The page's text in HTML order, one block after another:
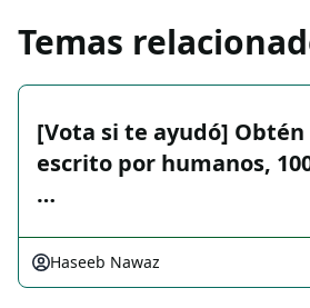
Temas
[Vota si te ayudó]
escrito por humanos,
…
Haseeb Nawaz